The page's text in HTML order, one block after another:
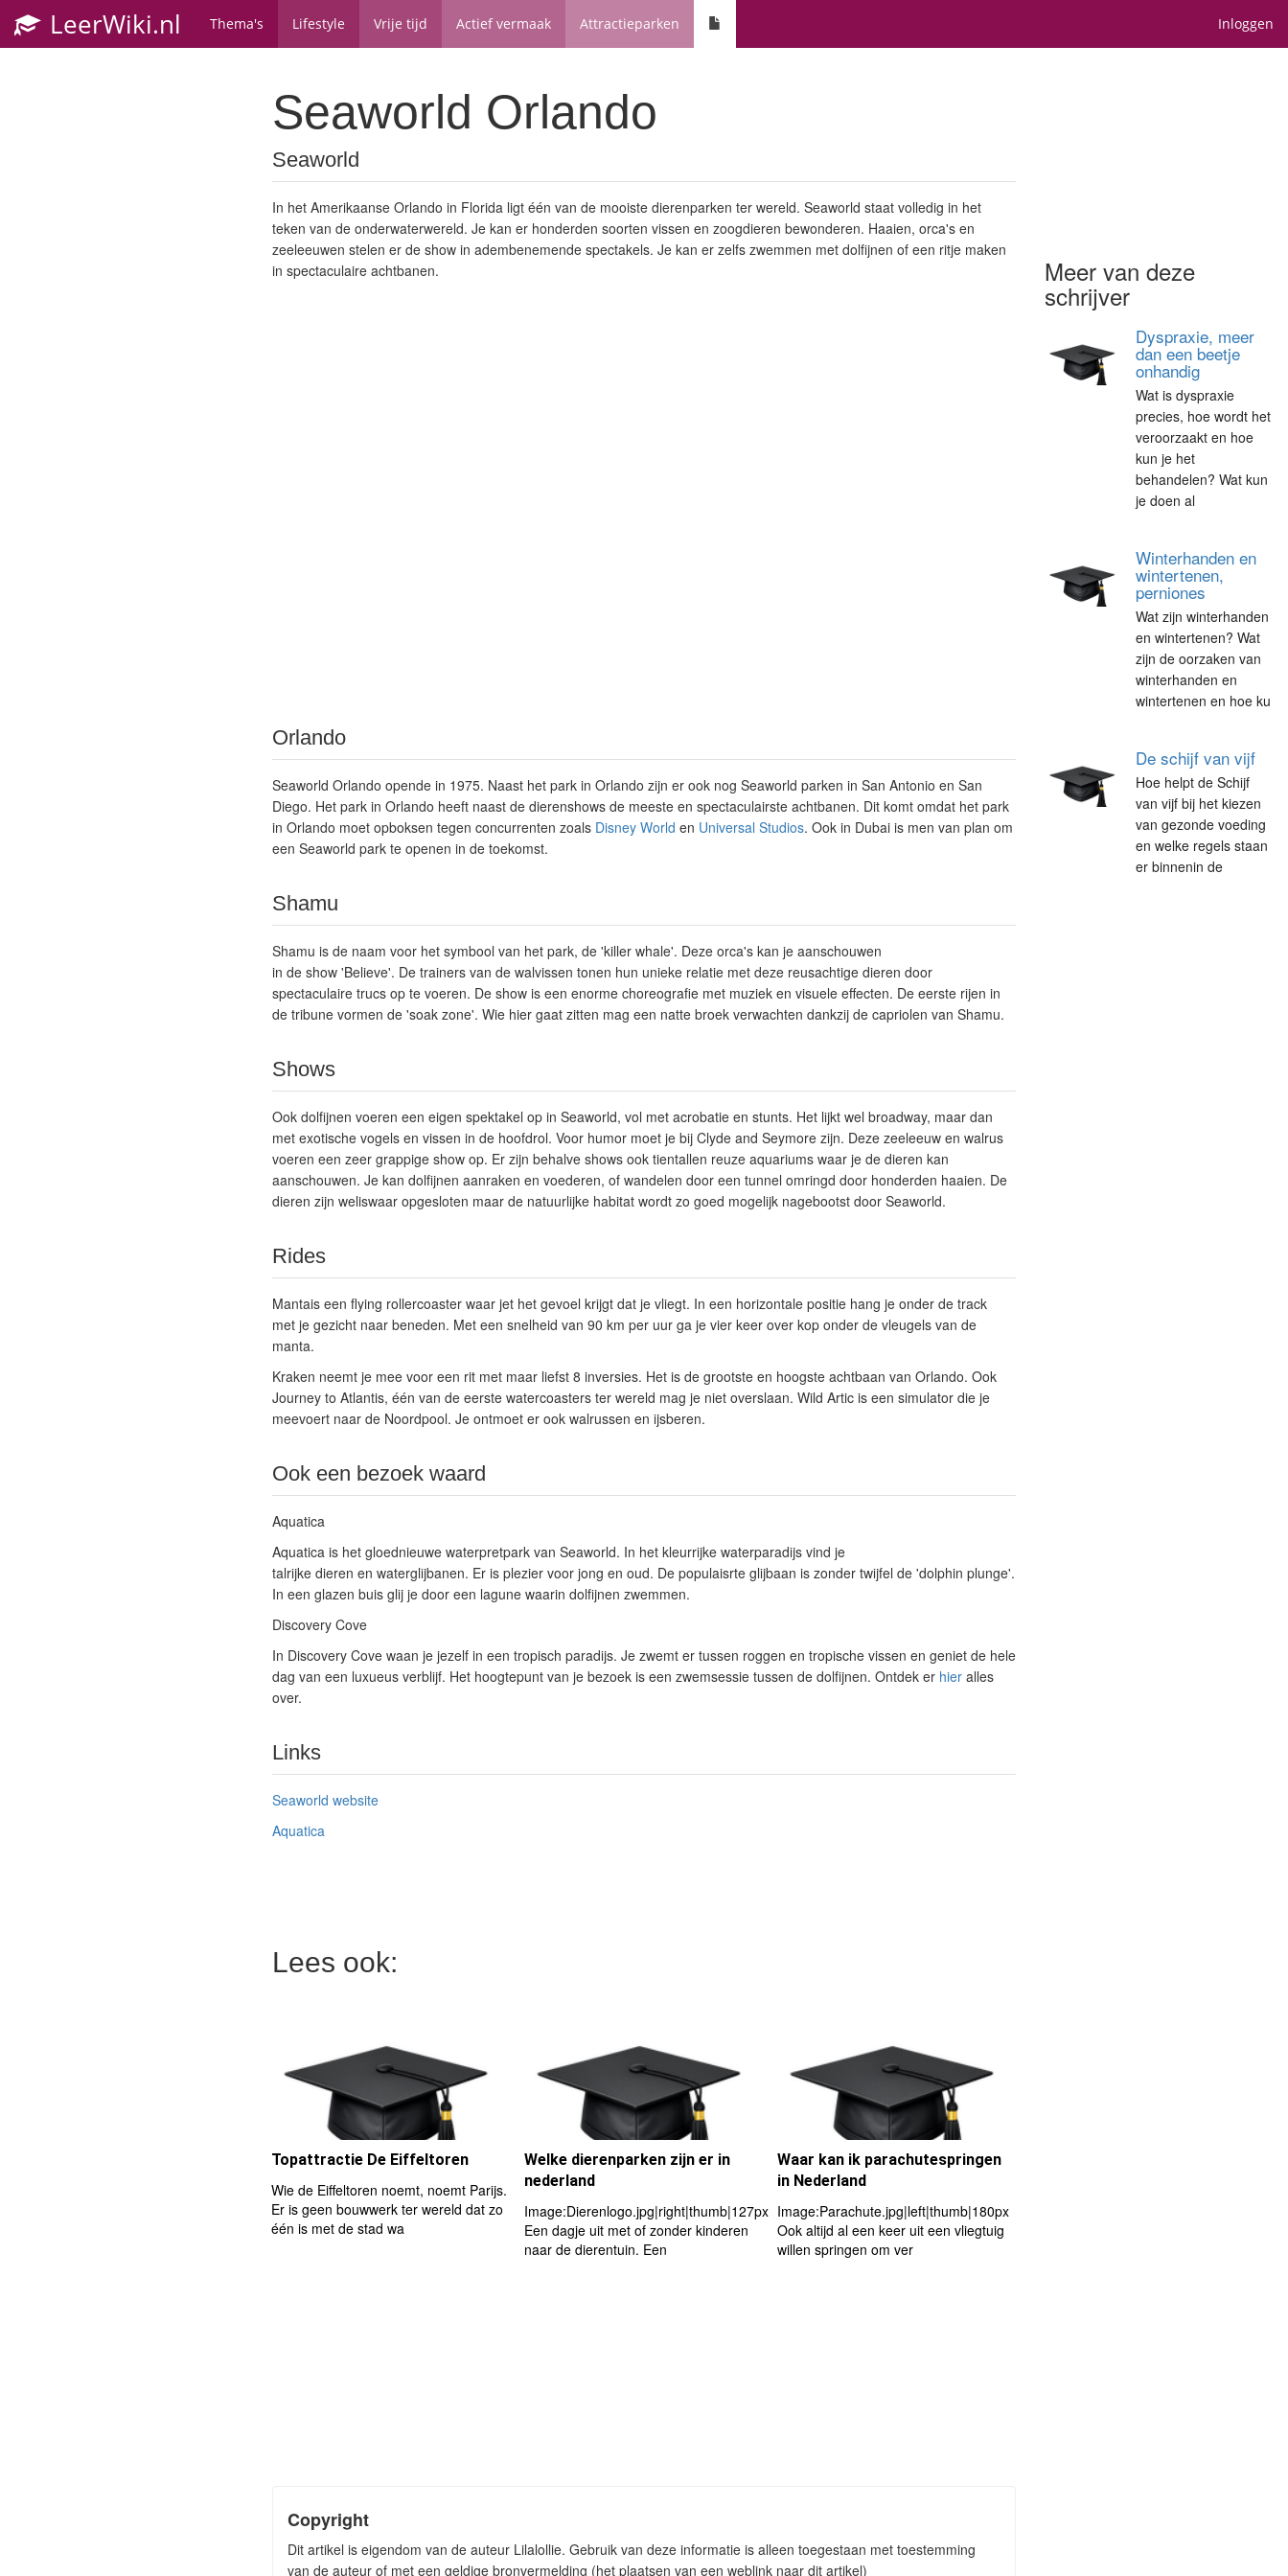
LeerWiki.nl Thema's Lifestyle Vrije tijd Actief vermaak Attractieparken Inloggen
Seaworld Orlando
Seaworld
In het Amerikaanse Orlando in Florida ligt één van de mooiste dierenparken ter wereld. Seaworld staat volledig in het
teken van de onderwaterwereld. Je kan er honderden soorten vissen en zoogdieren bewonderen. Haaien, orca's en
zeeleeuwen stelen er de show in adembenemende spectakels. Je kan er zelfs zwemmen met dolfijnen of een ritje maken
in spectaculaire achtbanen.
Orlando
Seaworld Orlando opende in 1975. Naast het park in Orlando zijn er ook nog Seaworld parken in San Antonio en San
Diego. Het park in Orlando heeft naast de dierenshows de meeste en spectaculairste achtbanen. Dit komt omdat het park
in Orlando moet opboksen tegen concurrenten zoals Disney World en Universal Studios. Ook in Dubai is men van plan om
een Seaworld park te openen in de toekomst.
Shamu
Shamu is de naam voor het symbool van het park, de 'killer whale'. Deze orca's kan je aanschouwen
in de show 'Believe'. De trainers van de walvissen tonen hun unieke relatie met deze reusachtige dieren door
spectaculaire trucs op te voeren. De show is een enorme choreografie met muziek en visuele effecten. De eerste rijen in
de tribune vormen de 'soak zone'. Wie hier gaat zitten mag een natte broek verwachten dankzij de capriolen van Shamu.
Shows
Ook dolfijnen voeren een eigen spektakel op in Seaworld, vol met acrobatie en stunts. Het lijkt wel broadway, maar dan
met exotische vogels en vissen in de hoofdrol. Voor humor moet je bij Clyde and Seymore zijn. Deze zeeleeuw en walrus
voeren een zeer grappige show op. Er zijn behalve shows ook tientallen reuze aquariums waar je de dieren kan
aanschouwen. Je kan dolfijnen aanraken en voederen, of wandelen door een tunnel omringd door honderden haaien. De
dieren zijn weliswaar opgesloten maar de natuurlijke habitat wordt zo goed mogelijk nagebootst door Seaworld.
Rides
Mantais een flying rollercoaster waar jet het gevoel krijgt dat je vliegt. In een horizontale positie hang je onder de track
met je gezicht naar beneden. Met een snelheid van 90 km per uur ga je vier keer over kop onder de vleugels van de
manta.
Kraken neemt je mee voor een rit met maar liefst 8 inversies. Het is de grootste en hoogste achtbaan van Orlando. Ook
Journey to Atlantis, één van de eerste watercoasters ter wereld mag je niet overslaan. Wild Articis een simulator die je
meevoert naar de Noordpool. Je ontmoet er ook walrussen en ijsberen.
Ook een bezoek waard
Aquatica
Aquatica is het gloednieuwe waterpretpark van Seaworld. In het kleurrijke waterparadijs vind je
talrijke dieren en waterglijbanen. Er is plezier voor jong en oud. De populaisrte glijbaan is zonder twijfel de 'dolphin plunge'.
In een glazen buis glij je door een lagune waarin dolfijnen zwemmen.
Discovery Cove
In Discovery Cove waan je jezelf in een tropisch paradijs. Je zwemt er tussen roggen en tropische vissen en geniet de hele
dag van een luxueus verblijf. Het hoogtepunt van je bezoek is een zwemsessie tussen de dolfijnen. Ontdek er hieralles
over.
Links
Seaworld website
Aquatica
Lees ook:
Topattractie De Eiffeltoren
Wie de Eiffeltoren noemt, noemt Parijs.
Er is geen bouwwerk ter wereld dat zo
één is met de stad wa
Welke dierenparken zijn er in
nederland
Image:Dierenlogo.jpg|right|thumb|127px
Een dagje uit met of zonder kinderen
naar de dierentuin. Een
Waar kan ik parachutespringen
in Nederland
Image:Parachute.jpg|left|thumb|180px
Ook altijd al een keer uit een vliegtuig
willen springen om ver
Copyright
Dit artikel is eigendom van de auteur Lilalollie. Gebruik van deze informatie is alleen toegestaan met toestemming
van de auteur of met een geldige bronvermelding (het plaatsen van een weblink naar dit artikel)
Meer van deze
schrijver
Dyspraxie, meer
dan een beetje
onhandig
Wat is dyspraxie
precies, hoe wordt het
veroorzaakt en hoe
kun je het
behandelen? Wat kun
je doen al
Winterhanden en
wintertenen,
perniones
Wat zijn winterhanden
en wintertenen? Wat
zijn de oorzaken van
winterhanden en
wintertenen en hoe ku
De schijf van vijf
Hoe helpt de Schijf
van vijf bij het kiezen
van gezonde voeding
en welke regels staan
er binnenin de